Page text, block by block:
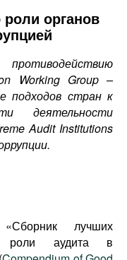
органов
Working Group –
подходов стран к
деятельности
Audit Institutions
лучших
роли аудита в